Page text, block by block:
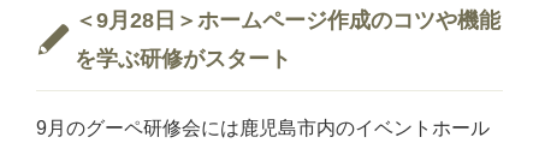
＜9月28日＞ホームページ作成のコツや機能
を学ぶ研修がスタート
9月のグーペ研修会には鹿児島市内のイベントホール